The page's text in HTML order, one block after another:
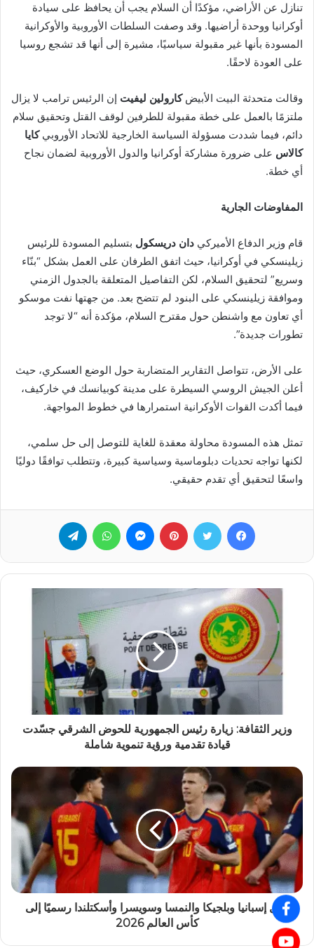
تنازل عن الأراضي، مؤكدًا أن السلام يجب أن يحافظ على سيادة
أوكرانيا ووحدة أراضيها. وقد وصفت السلطات الأوروبية والأوكرانية
المسودة بأنها غير مقبولة سياسيًا، مشيرة إلى أنها قد تشجع روسيا
على العودة لاحقًا.
وقالت متحدثة البيت الأبيضكارولين ليفيت إن الرئيس ترامب لا يزال
ملتزمًا بالعمل على خطة مقبولة للطرفين لوقف القتل وتحقيق سلام
دائم، فيما شددت مسؤولة السياسة الخارجية للاتحاد الأوروبيكايا
كالاس على ضرورة مشاركة أوكرانيا والدول الأوروبية لضمان نجاح
أي خطة.
المفاوضات الجارية
قام وزير الدفاع الأميركي دان دريسكول بتسليم المسودة للرئيس
زيلينسكي في أوكرانيا، حيث اتفق الطرفان على العمل بشكل “بنّاء
وسريع” لتحقيق السلام، لكن التفاصيل المتعلقة بالجدول الزمني
وموافقة زيلينسكي على البنود لم تتضح بعد. من جهتها نفت موسكو
أي تعاون مع واشنطن حول مقترح السلام، مؤكدة أنه “لا توجد
تطورات جديدة”.
على الأرض، تتواصل التقارير المتضاربة حول الوضع العسكري، حيث
أعلن الجيش الروسي السيطرة على مدينة كوبيانسك في خاركيف،
فيما أكدت القوات الأوكرانية استمرارها في خطوط المواجهة.
تمثل هذه المسودة محاولة معقدة للغاية للتوصل إلى حل سلمي،
لكنها تواجه تحديات دبلوماسية وسياسية كبيرة، وتتطلب توافقًا دوليًا
واسعًا لتحقيق أي تقدم حقيقي.
فيسبوك تويتر بينتيريست ماسنجر واتساب
وزير الثقافة: زيارة رئيس الجمهورية للحوض الشرقي جسّدت
قيادة تقدمية ورؤية تنموية شاملة
تأهل إسبانيا وبلجيكا والنمسا وسويسرا وأسكتلندا رسميًا إلى
كأس العالم 2026